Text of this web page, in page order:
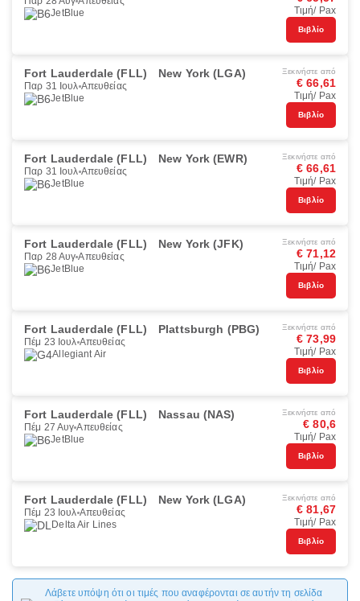
JetBlue
Τιμή/ Pax
Βιβλίο
Fort Lauderdale (FLL) New York (LGA)
Παρ 31 Ιουλ Απευθείας
JetBlue
Ξεκινήστε από
€ 66,61
Τιμή/ Pax
Βιβλίο
Fort Lauderdale (FLL) New York (EWR)
Παρ 31 Ιουλ Απευθείας
JetBlue
Ξεκινήστε από
€ 66,61
Τιμή/ Pax
Βιβλίο
Fort Lauderdale (FLL) New York (JFK)
Παρ 28 Αυγ Απευθείας
JetBlue
Ξεκινήστε από
€ 71,12
Τιμή/ Pax
Βιβλίο
Fort Lauderdale (FLL) Plattsburgh (PBG)
Πέμ 23 Ιουλ Απευθείας
Allegiant Air
Ξεκινήστε από
€ 73,99
Τιμή/ Pax
Βιβλίο
Fort Lauderdale (FLL) Nassau (NAS)
Πέμ 27 Αυγ Απευθείας
JetBlue
Ξεκινήστε από
€ 80,6
Τιμή/ Pax
Βιβλίο
Fort Lauderdale (FLL) New York (LGA)
Πέμ 23 Ιουλ Απευθείας
Delta Air Lines
Ξεκινήστε από
€ 81,67
Τιμή/ Pax
Βιβλίο
Λάβετε υπόψη ότι οι τιμές που αναφέρονται σε αυτήν τη σελίδα